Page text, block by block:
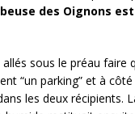
des Oignons
sous le préau faire
“un parking” et à
les deux récipients.